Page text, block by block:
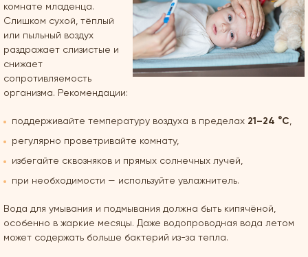
комнате младенца.
Слишком сухой, тёплый
или пыльный воздух
раздражает слизистые и
снижает
сопротивляемость
организма. Рекомендации:
поддерживайте температуру воздуха в пределах 21–24 °C
регулярно проветривайте комнату,
избегайте сквозняков и прямых солнечных лучей,
при необходимости — используйте увлажнитель.
Вода для умывания и подмывания должна быть кипячёной,
особенно в жаркие месяцы. Даже водопроводная вода летом
может содержать больше бактерий из-за тепла.